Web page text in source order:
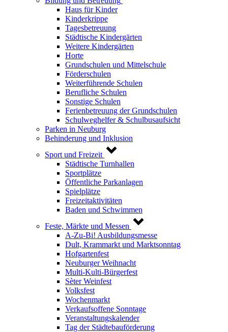
Haus für Kinder
Kinderkrippe
Tagesbetreuung
Städtische Kindergärten
Weitere Kindergärten
Horte
Grundschulen und Mittelschule
Förderschulen
Weiterführende Schulen
Berufliche Schulen
Sonstige Schulen
Ferienbetreuung der Grundschulen
Schulweghelfer & Schulbusaufsicht
Parken in Neuburg
Behinderung und Inklusion
Sport und Freizeit
Städtische Turnhallen
Sportplätze
Öffentliche Parkanlagen
Spielplätze
Freizeitaktivitäten
Baden und Schwimmen
Feste, Märkte und Messen
A-Zu-Bi! Ausbildungsmesse
Dult, Krammarkt und Marktsonntag
Hofgartenfest
Neuburger Weihnacht
Multi-Kulti-Bürgerfest
Sèter Weinfest
Volksfest
Wochenmarkt
Verkaufsoffene Sonntage
Veranstaltungskalender
Tag der Städtebauförderung